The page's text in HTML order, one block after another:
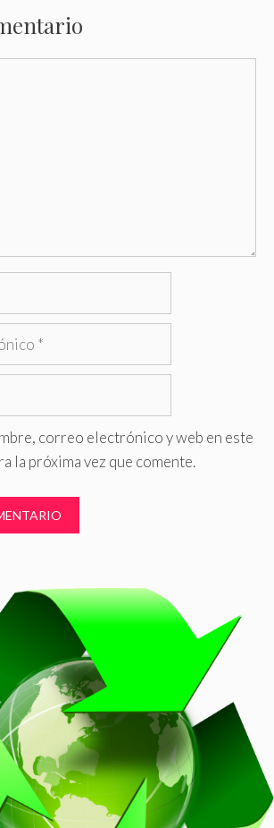
correo electrónico y web en este
la próxima vez que comente.